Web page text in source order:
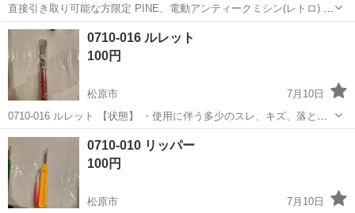
直接引き取り可能な方限定 PINE、電動アンティークミシン(レトロ) 自
宅で縫製の仕事で使っていたミシンです。 主にデニムや革製品など厚
地の生地に使用してた品です！ (普通生地ももちろん可) 状態はものす
ごく綺麗でサビな...
大阪 大阪市 生活家電
0710-016 ルレット
100円
松原市
7月10日
0710-016 ルレット 【状態】 ・使用に伴う多少のスレ、キズ、落とし
きれない汚れなどございます ・詳細は現地でご確認ください ・お値引
きは出来かねますのでご了承願います ※中古品のため、状態について
は...
大阪 松原市 ルレット
0710-010 リッパー
100円
松原市
7月10日